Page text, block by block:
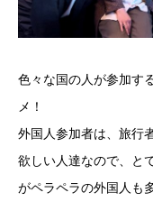
色々な国の人が参加す
メ！
外国人参加者は、旅行
欲しい人達なので、と
がペラペラの外国人も